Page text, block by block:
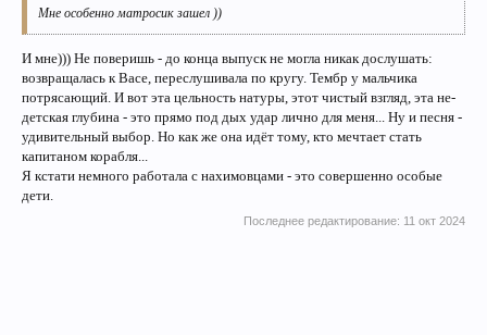
Мне особенно матросик зашел ))
И мне))) Не поверишь - до конца выпуск не могла никак дослушать:
возвращалась к Васе, переслушивала по кругу. Тембр у мальчика
потрясающий. И вот эта цельность натуры, этот чистый взгляд, эта не-
детская глубина - это прямо под дых удар лично для меня... Ну и песня -
удивительный выбор. Но как же она идёт тому, кто мечтает стать
капитаном корабля...
Я кстати немного работала с нахимовцами - это совершенно особые
дети.
Последнее редактирование: 11 окт 2024